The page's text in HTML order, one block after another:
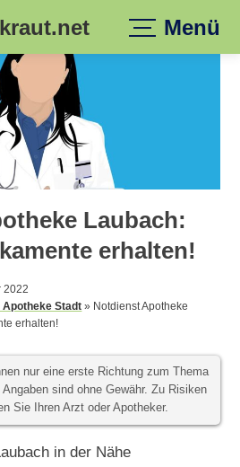
Menü
Laubach:
erhalten!
2022
Apotheke Stadt » Notdienst Apotheke
erhalten!
nur eine erste Richtung zum Thema
sind ohne Gewähr. Zu Risiken
Sie Ihren Arzt oder Apotheker.
in der Nähe